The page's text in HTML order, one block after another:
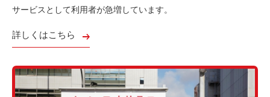
サービスとして利用者が急増しています。
詳しくはこちら